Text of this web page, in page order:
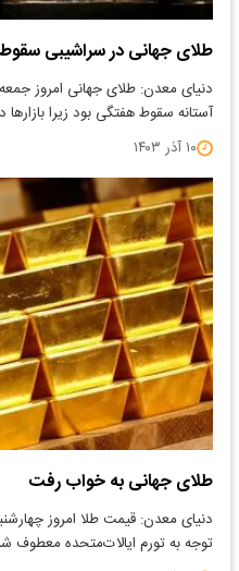
طلای جهانی در سراشیبی
آستانه سقوط هفتگی بود زیرا بازارها
۱۰ آذر ۱۴۰۳
طلای جهانی به خواب رفت
توجه به تورم ایالات‌متحده معطوف